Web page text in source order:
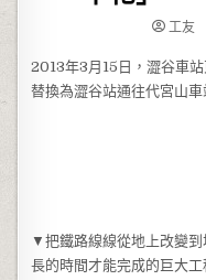
工友
2013年3月15日，澀谷車
替換為澀谷站通往代宮山車
▼把鐵路線線從地上改變
長的時間才能完成的巨大